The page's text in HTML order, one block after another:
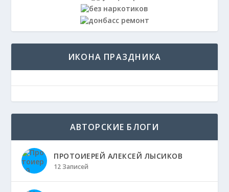
ИКОНА ПРАЗДНИКА
АВТОРСКИЕ БЛОГИ
ПРОТОИЕРЕЙ АЛЕКСЕЙ ЛЫСИКОВ
12 Записей